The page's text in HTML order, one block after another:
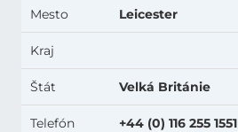
Mesto Leicester
Kraj
Štát Velká Británie
Telefón +44 (0) 116 255 1551